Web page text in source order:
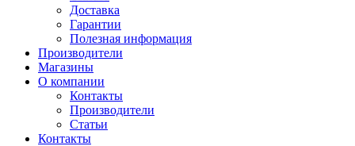
Доставка
Гарантии
Полезная информация
Производители
Магазины
О компании
Контакты
Производители
Статьи
Контакты